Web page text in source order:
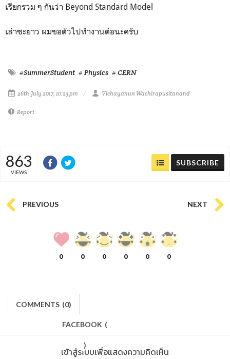
เรียกรวม ๆ กันว่า Beyond Standard Model
เล่าซะยาว ผมขอตัวไปทำงานต่อนะครับ
#SummerStudent # Physics # CERN
26th July 2017, 10:23 pm Vichayanun Wachirapusitanand
Report
863
VIEWS
SUBSCRIBE
PREVIOUS NEXT
0 0 0 0 0 0
COMMENTS (0)
FACEBOOK (
)
เข้าสู่ระบบเพื่อแสดงความคิดเห็น